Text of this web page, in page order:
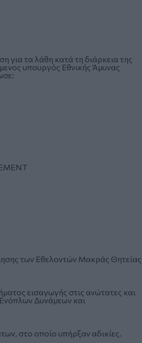
για τα λάθη κατά τη διάρκεια της
υπουργός Εθνικής Άμυνας
των Εθελοντών Μακράς Θητείας
εισαγωγής στις ανώτατες και
Δυνάμεων και
στο οποίο υπήρξαν αδικίες.